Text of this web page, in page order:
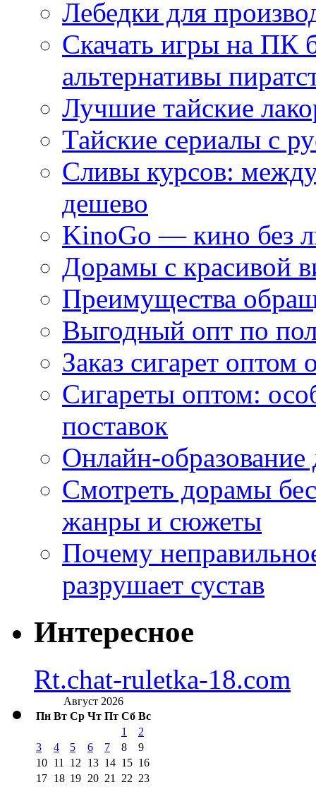
Лебедки для
Скачать игры на ПК
альтернативы
Лучшие тайские
Тайские сериалы с
Сливы курсов:
дешево
KinoGo — кино без
Дорамы с красивой
Преимущества
Выгодный опт по
Заказ сигарет оптом
Сигареты оптом:
поставок
Онлайн-
Смотреть дорамы
жанры и сюжеты
Почему
разрушает сустав
Интересное
Rt.chat-ruletka-18.com
Август 2026
Пн Вт Ср Чт Пт Сб Вс
1
2
3
4 5 6 7 8
9
10 11 12 13 14 15 16
17 18 19 20 21 22 23